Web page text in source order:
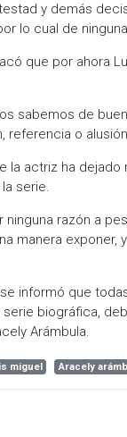
y demás
lo cual de
que por ahora
sabemos de
o
actriz ha dejado
serie.
ninguna razón a
manera
informó que
biográfica,
Arámbula.
miguel Aracely